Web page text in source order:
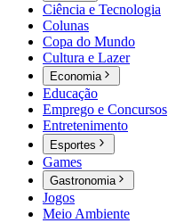
Ciência e Tecnologia
Colunas
Copa do Mundo
Cultura e Lazer
Economia
Educação
Emprego e Concursos
Entretenimento
Esportes
Games
Gastronomia
Jogos
Meio Ambiente